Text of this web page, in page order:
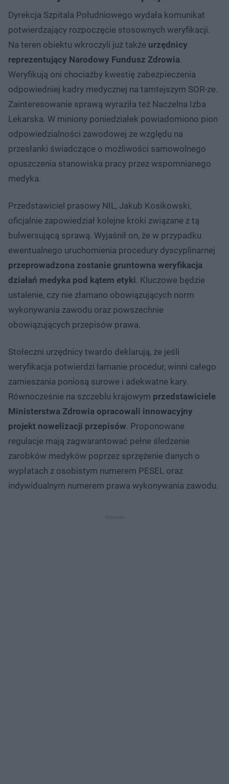
Dyrekcja Szpitala Południowego wydała komunikat
potwierdzający rozpoczęcie stosownych weryfikacji.
Na teren obiektu wkroczyli już także urzędnicy
reprezentujący Narodowy Fundusz Zdrowia.
Weryfikują oni chociażby kwestię zabezpieczenia
odpowiedniej kadry medycznej na tamtejszym SOR-ze.
Zainteresowanie sprawą wyraziła też Naczelna Izba
Lekarska. W miniony poniedziałek powiadomiono pion
odpowiedzialności zawodowej ze względu na
przesłanki świadczące o możliwości samowolnego
opuszczenia stanowiska pracy przez wspomnianego
medyka.
Przedstawiciel prasowy NIL, Jakub Kosikowski,
oficjalnie zapowiedział kolejne kroki związane z tą
bulwersującą sprawą. Wyjaśnił on, że w przypadku
ewentualnego uruchomienia procedury dyscyplinarnej
przeprowadzona zostanie gruntowna weryfikacja
działań medyka pod kątem etyki. Kluczowe będzie
ustalenie, czy nie złamano obowiązujących norm
wykonywania zawodu oraz powszechnie
obowiązujących przepisów prawa.
Stołeczni urzędnicy twardo deklarują, że jeśli
weryfikacja potwierdzi łamanie procedur, winni całego
zamieszania poniosą surowe i adekwatne kary.
Równocześnie na szczeblu krajowym przedstawiciele
Ministerstwa Zdrowia opracowali innowacyjny
projekt nowelizacji przepisów. Proponowane
regulacje mają zagwarantować pełne śledzenie
zarobków medyków poprzez sprzężenie danych o
wypłatach z osobistym numerem PESEL oraz
indywidualnym numerem prawa wykonywania zawodu.